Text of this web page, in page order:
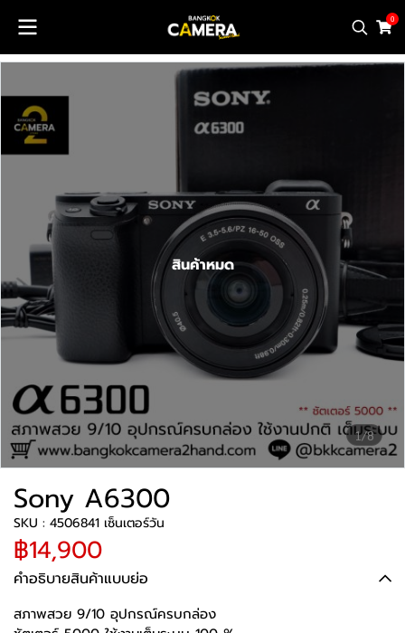
0
1/8
สินค้าหมด
Sony A6300
SKU : 4506841 เซ็นเตอร์วัน
฿14,900
คำอธิบายสินค้าแบบย่อ
สภาพสวย 9/10 อุปกรณ์ครบกล่อง